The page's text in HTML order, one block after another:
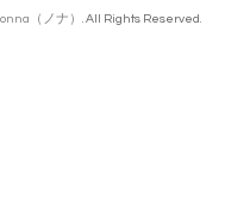
（ノナ） . All Rights Reserved.